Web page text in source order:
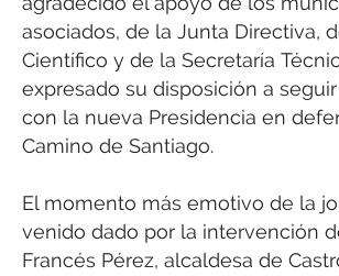
asociados, de la Junta Directiva,
Científico y de la Secretaría
expresado su disposición a
con la nueva Presidencia en
Camino de Santiago.
El momento más emotivo de la
venido dado por la intervención
Francés Pérez, alcaldesa de